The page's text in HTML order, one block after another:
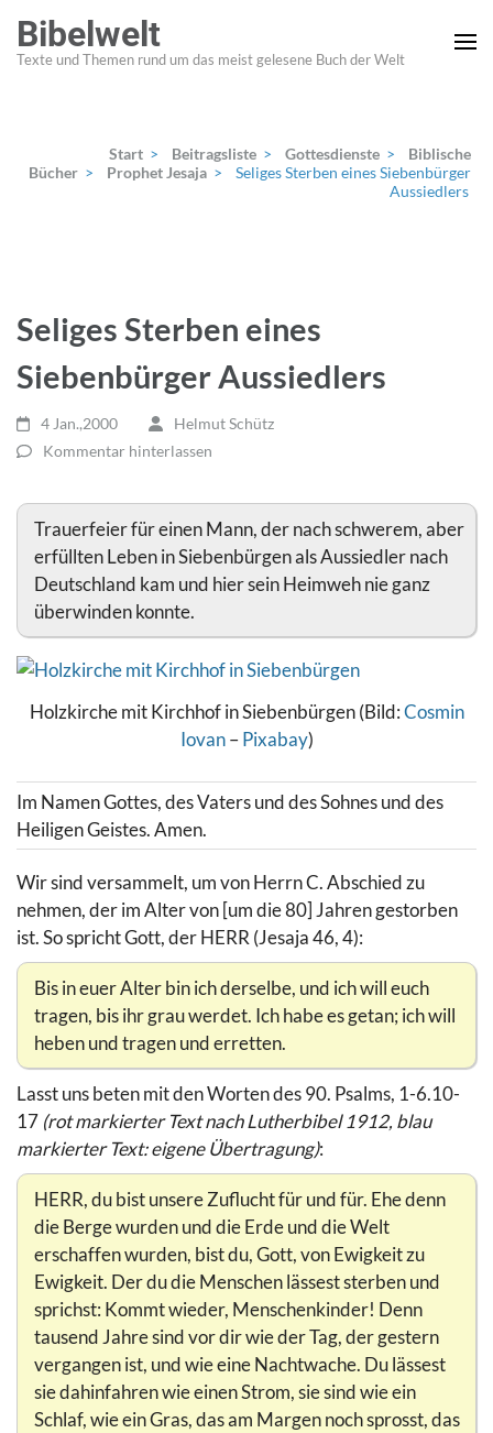
Inhalt
springen
Bibelwelt
Texte und Themen rund um das meist gelesene Buch der Welt
Start > Beitragsliste > Gottesdienste >
Biblische
Bücher > Prophet Jesaja >
Seliges Sterben eines Siebenbürger
Aussiedlers
Seliges Sterben eines
Siebenbürger Aussiedlers
4 Jan.,2000
Helmut Schütz
Kommentar hinterlassen
Trauerfeier für einen Mann, der nach schwerem, aber
erfüllten Leben in Siebenbürgen als Aussiedler nach
Deutschland kam und hier sein Heimweh nie ganz
überwinden konnte.
Holzkirche mit Kirchhof in Siebenbürgen (Bild:Cosmin
Iovan–Pixabay)
Im Namen Gottes, des Vaters und des Sohnes und des
Heiligen Geistes. Amen.
Wir sind versammelt, um von Herrn C. Abschied zu
nehmen, der im Alter von [um die 80] Jahren gestorben
ist. So spricht Gott, der HERR (Jesaja 46, 4):
Bis in euer Alter bin ich derselbe, und ich will euch
tragen, bis ihr grau werdet. Ich habe es getan; ich will
heben und tragen und erretten.
Lasst uns beten mit den Worten des 90. Psalms, 1-6.10-
17 (rot markierter Text nach Lutherbibel 1912, blau
markierter Text: eigene Übertragung):
HERR, du bist unsere Zuflucht für und für. Ehe denn
die Berge wurden und die Erde und die Welt
erschaffen wurden, bist du, Gott, von Ewigkeit zu
Ewigkeit. Der du die Menschen lässest sterben und
sprichst: Kommt wieder, Menschenkinder! Denn
tausend Jahre sind vor dir wie der Tag, der gestern
vergangen ist, und wie eine Nachtwache. Du lässest
sie dahinfahren wie einen Strom, sie sind wie ein
Schlaf, wie ein Gras, das am Margen noch sprosst, das